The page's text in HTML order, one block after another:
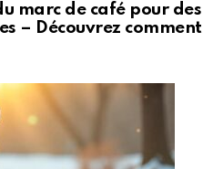
marc de café pour des
– Découvrez comment